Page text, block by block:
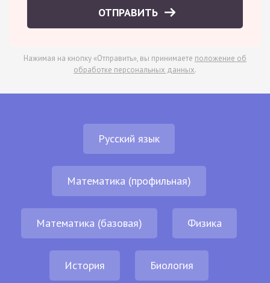
ОТПРАВИТЬ
Нажимая на кнопку «Отправить», вы принимаете положение об
обработке персональных данных.
Русский язык
Математика (профильная)
Математика (базовая) Физика
История Биология